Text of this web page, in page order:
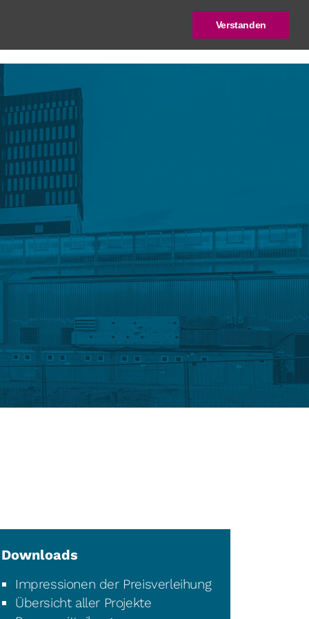
Verstanden
Deutscher Städtebaupreis
Downloads
Impressionen der Preisverleihung
Übersicht aller Projekte